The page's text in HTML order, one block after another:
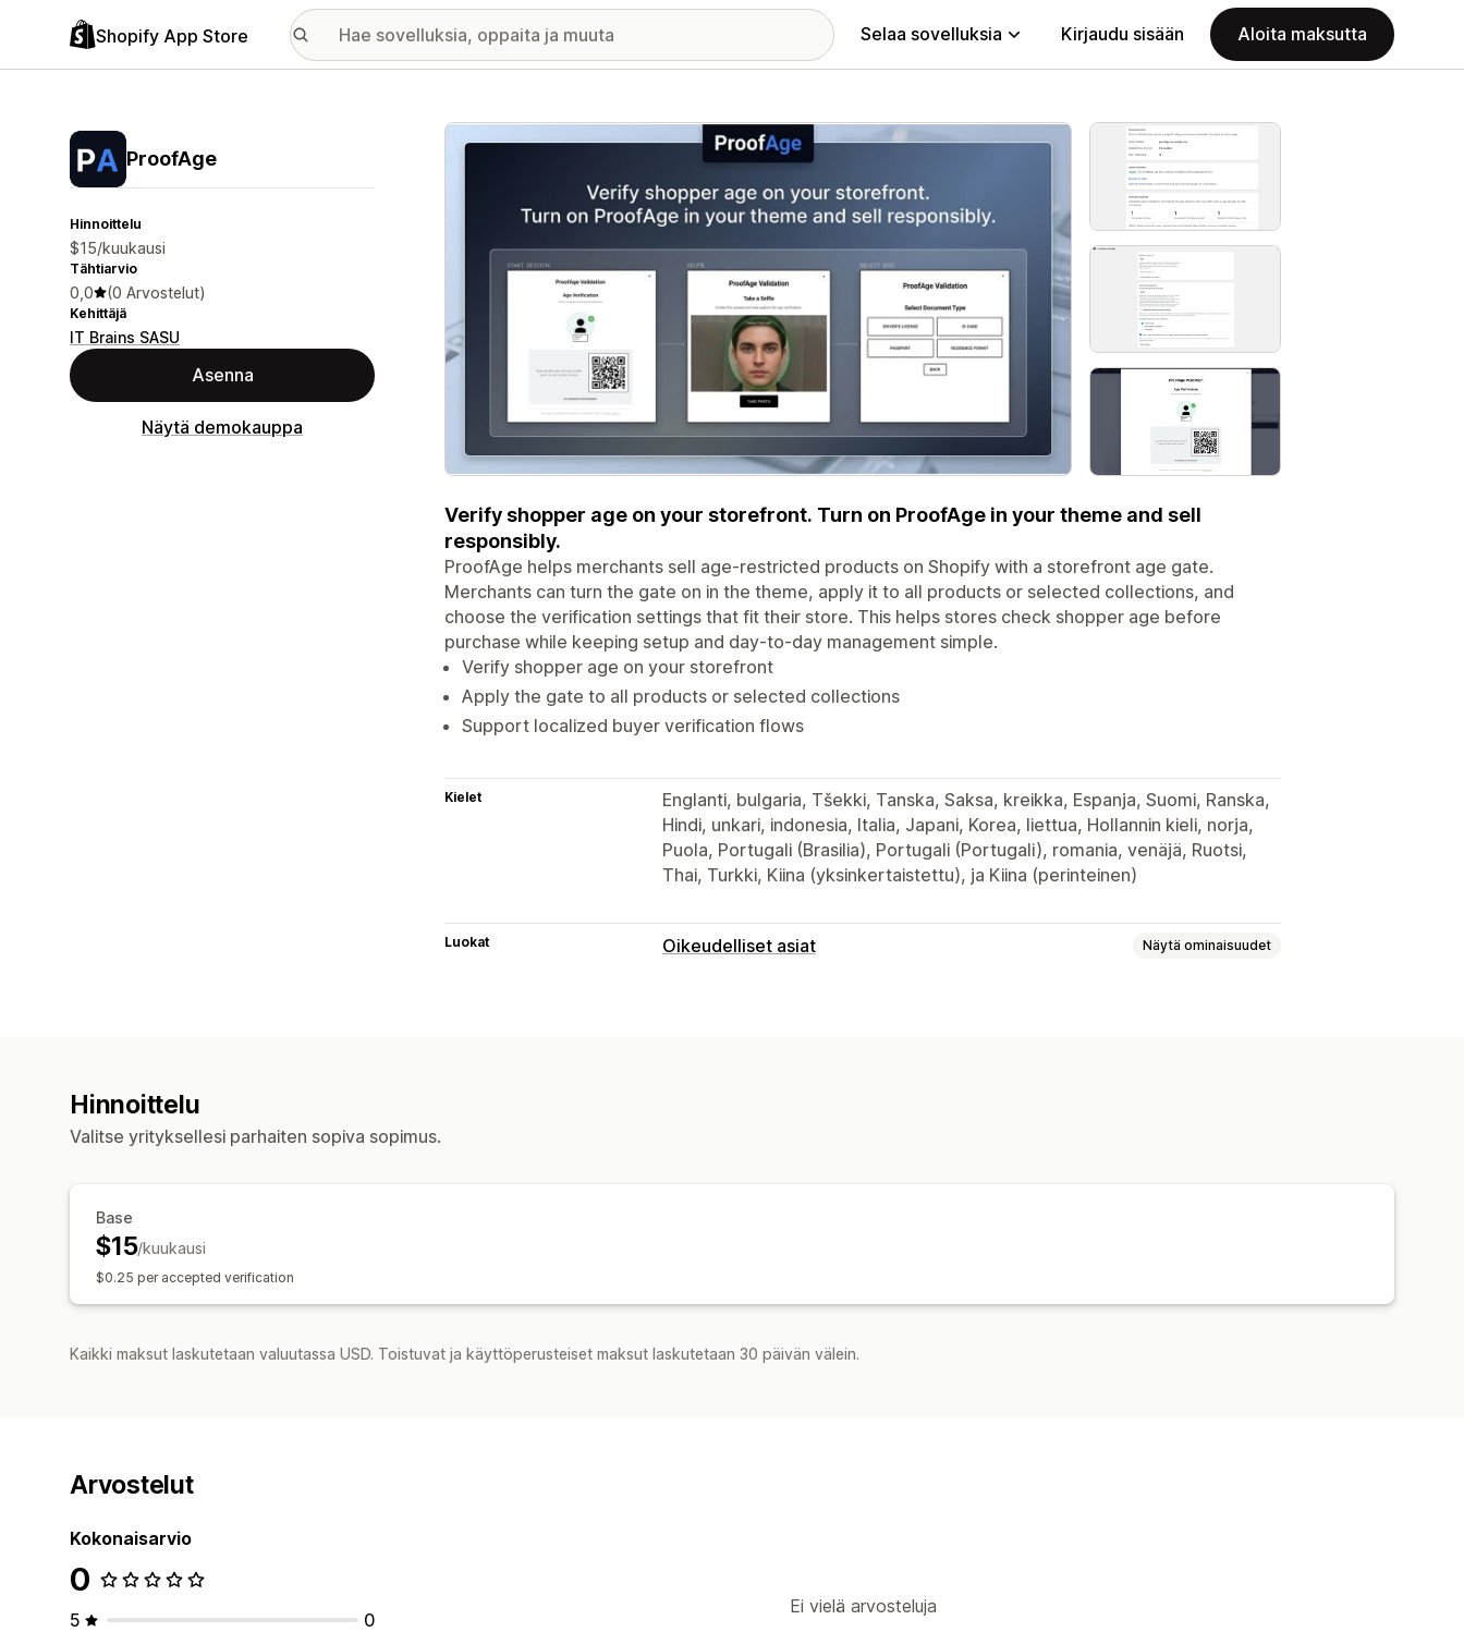
Shopify App Store Selaa sovelluksia Kirjaudu sisään Aloita maksutta
ProofAge
Hinnoittelu
$15/kuukausi
Tähtiarvio
0,0 (0 Arvostelut)
Kehittäjä
IT Brains SASU
Asenna
Näytä demokauppa
Esittelykuvagalleria
Verify shopper age on your storefront. Turn on ProofAge in your theme and sell
responsibly.
ProofAge helps merchants sell age-restricted products on Shopify with a storefront age gate.
Merchants can turn the gate on in the theme, apply it to all products or selected collections, and
choose the verification settings that fit their store. This helps stores check shopper age before
purchase while keeping setup and day-to-day management simple.
Verify shopper age on your storefront
Apply the gate to all products or selected collections
Support localized buyer verification flows
Kielet
Englanti, bulgaria, Tšekki, Tanska, Saksa, kreikka, Espanja, Suomi, Ranska,
Hindi, unkari, indonesia, Italia, Japani, Korea, liettua, Hollannin kieli, norja,
Puola, Portugali (Brasilia), Portugali (Portugali), romania, venäjä, Ruotsi,
Thai, Turkki, Kiina (yksinkertaistettu), ja Kiina (perinteinen)
Luokat Oikeudelliset asiat Näytä ominaisuudet
Hinnoittelu
Valitse yrityksellesi parhaiten sopiva sopimus.
Base
$15/kuukausi
$0.25 per accepted verification
Kaikki maksut laskutetaan valuutassa USD. Toistuvat ja käyttöperusteiset maksut laskutetaan 30 päivän välein.
Arvostelut
Kokonaisarvio
0
5
0
Ei vielä arvosteluja